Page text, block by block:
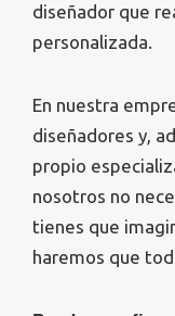
diseñador que
personalizada.
En nuestra
diseñadores y,
propio
nosotros no
tienes que
haremos que